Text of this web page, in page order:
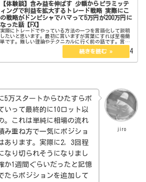
【体験談】含み益を伸ばす 少額からピラミッテ
ィングで利益を拡大するトレード戦略 実際にこ
の戦略がドンピシャでハマって5万円が200万円に
なった話【FX】
実際にトレードでやっている方法の一つを言語化して説明
したいと思います。最初に言いますが言葉にすれば至極簡
単です。難しい理論やテクニカルに行く前の話です。言語
化すると簡単だけど実際にするのは難しい。レバレッジと
ピラミッティングを使った期待値攻...
2022.10.14
jiro
5万スタートからひたすらポ
いって最終的に10ロット以
。これは単純に相場の流れ
み重ね方で一気にポジショ
あります。実際に2，3回程
なり切られそうになりまし
か1週間ぐらいだったと記憶
たらポジションを追加して